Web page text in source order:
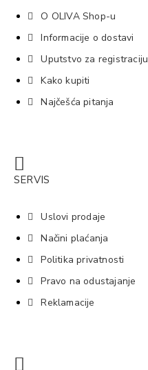
O OLIVA Shop-u
Informacije o dostavi
Uputstvo za registraciju
Kako kupiti
Najčešća pitanja
SERVIS
Uslovi prodaje
Načini plaćanja
Politika privatnosti
Pravo na odustajanje
Reklamacije